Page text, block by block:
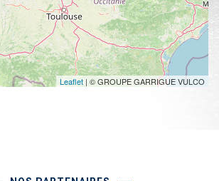
Leaflet | © GROUPE GARRIGUE VULCO